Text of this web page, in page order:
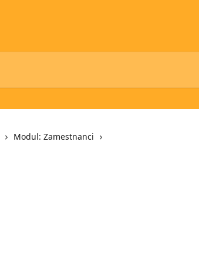
Modul: Zamestnanci